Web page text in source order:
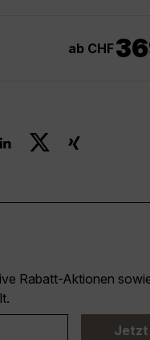
ab CHF
Rabatt-Aktionen
Jetzt